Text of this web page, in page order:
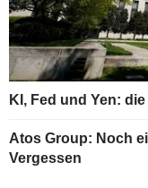
KI, Fed und Yen:
Atos Group: Noch
Vergessen